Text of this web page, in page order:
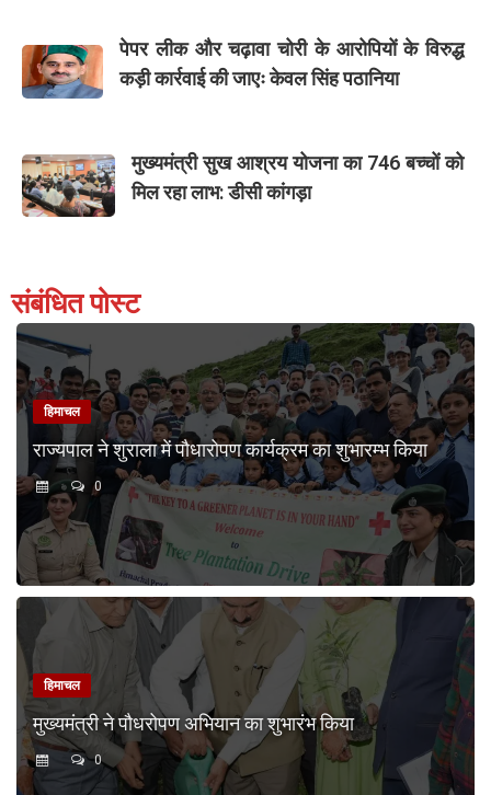
पेपर लीक और चढ़ावा चोरी के आरोपियों के विरुद्ध
कड़ी कार्रवाई की जाएः केवल सिंह पठानिया
मुख्यमंत्री सुख आश्रय योजना का 746 बच्चों को
मिल रहा लाभ: डीसी कांगड़ा
संबंधित पोस्ट
हिमाचल
राज्यपाल ने शुराला में पौधारोपण कार्यक्रम का शुभारम्भ किया
0
हिमाचल
मुख्यमंत्री ने पौधरोपण अभियान का शुभारंभ किया
0